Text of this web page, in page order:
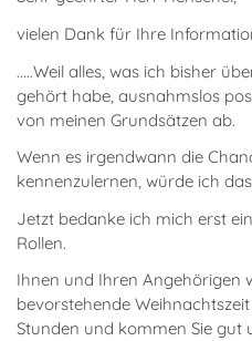
vielen Dank für Ihre
.....Weil alles, was ich bisher
gehört habe, ausnahmslos
von meinen Grundsätzen ab.
Wenn es irgendwann die
kennenzulernen, würde ich
Jetzt bedanke ich mich erst
Rollen.
Ihnen und Ihren Angehörigen
bevorstehende
Stunden und kommen Sie gut